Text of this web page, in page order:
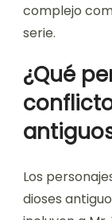
complejo
serie.
¿Qué
Los
dioses